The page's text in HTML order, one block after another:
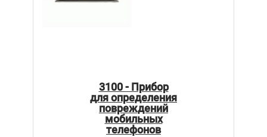
3100 - Прибор
для определения
повреждений
мобильных
телефонов